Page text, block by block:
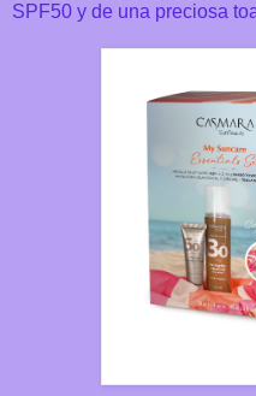
SPF50 y de una preciosa